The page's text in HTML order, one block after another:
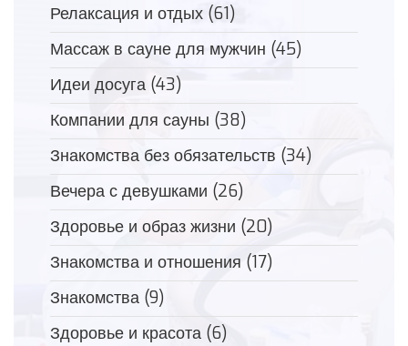
Релаксация и отдых (61)
Массаж в сауне для мужчин (45)
Идеи досуга (43)
Компании для сауны (38)
Знакомства без обязательств (34)
Вечера с девушками (26)
Здоровье и образ жизни (20)
Знакомства и отношения (17)
Знакомства (9)
Здоровье и красота (6)